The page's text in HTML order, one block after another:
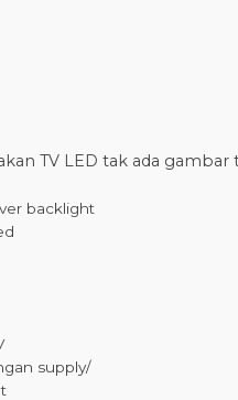
TV LED tak ada gambar
backlight
supply/